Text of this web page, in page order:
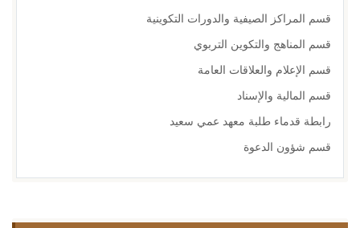
قسم المراكز الصيفية والدورات التكوينية
قسم المناهج والتكوين التربوي
قسم الإعلام والعلاقات العامة
قسم المالية والإسناد
رابطة قدماء طلبة معهد عمي سعيد
قسم شؤون الدعوة